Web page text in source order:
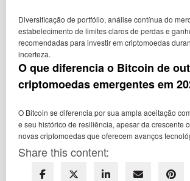
Diversificação de portfólio, análise contínua do
estabelecimento de limites claros de perdas e
recomendadas para investir em criptomoedas
incerteza.
O que diferencia o Bitcoin de
criptomoedas emergentes em
O Bitcoin se diferencia por sua ampla aceitação
e seu histórico de resiliência, apesar da crescente
novas criptomoedas que oferecem avanços
Share this content: